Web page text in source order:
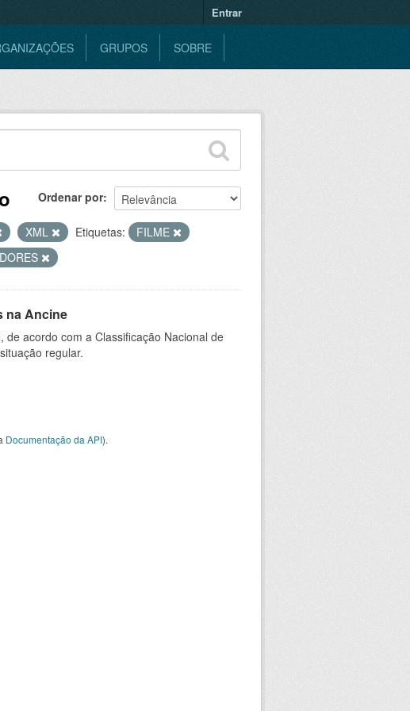
Entrar
GRUPOS SOBRE
Ordenar por
XML Etiquetas:
FILME
na Ancine
acordo com a Classificação Nacional de
regular.
Documentação da API).